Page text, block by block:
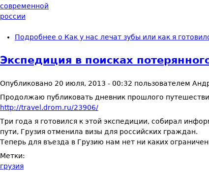
современной
россии
Подробнее о Как у нас лечат зубы или как я
Экспедиция в поисках
Опубликовано 20 июля, 2013 - 00:32 пользователем
Продолжаю публиковать дневник прошлого
http://travel.drom.ru/23906/
Три года я готовился к этой экспедиции, собирал
пути, Грузия отменила визы для российских граждан.
Теперь для въезда в Грузию нам нет ни каких
Метки:
грузия